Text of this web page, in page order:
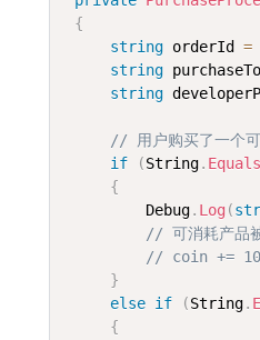
{
string orderId =
string
string
// 用户购买了一个可
if
(String. Equals
{
         Debug
. Log (
// 可消耗产品
// coin +=
}
else if (String.
{